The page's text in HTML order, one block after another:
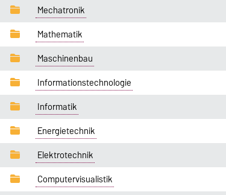
Mechatronik
Mathematik
Maschinenbau
Informationstechnologie
Informatik
Energietechnik
Elektrotechnik
Computervisualistik